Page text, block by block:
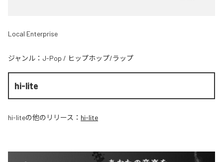
Local Enterprise
ジャンル： J-Pop / ヒップホップ/ラップ
hi-lite
hi-liteの他のリリース： hi-lite